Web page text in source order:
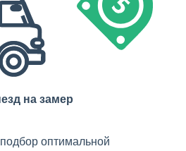
на замер
оптимальной